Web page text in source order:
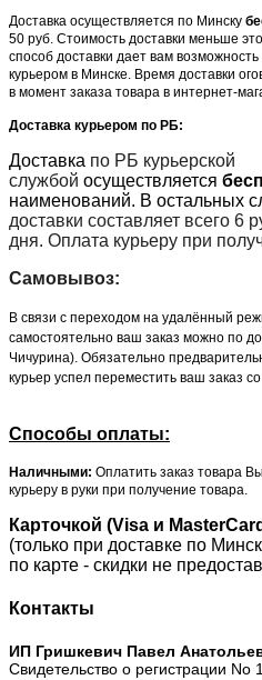
Доставка осуществляется по Минску
50 руб. Стоимость доставки меньше
способ доставки дает вам возможность
курьером в Минске. Время доставки
в момент заказа товара в интернет-
Доставка курьером по РБ:
Доставка по РБ курьерской
службой осуществляется
наименований. В остальных
доставки составляет всего 6
дня. Оплата курьеру при
Самовывоз:
В связи с переходом на удалённый
самостоятельно ваш заказ можно по
Чичурина). Обязательно
курьер успел переместить ваш заказ
Способы оплаты:
Наличными: Оплатить заказ товара
курьеру в руки при получение товара.
Карточкой (Visa и
(только при доставке по
по карте - скидки не
Контакты
ИП Гришкевич Павел
Свидетельство о регистрации